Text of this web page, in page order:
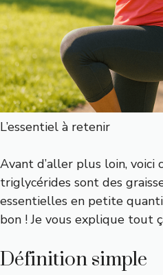
L’essentiel à retenir
Avant d’aller plus loin, voici
triglycérides sont des
essentielles en petite
bon ! Je vous explique tout
Définition simple